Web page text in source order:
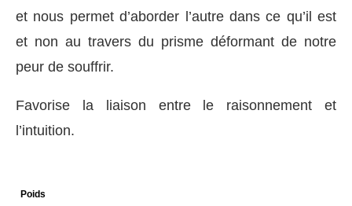
et nous permet d’aborder l’autre dans ce qu’il est
et non au travers du prisme déformant de notre
peur de souffrir.
Favorise la liaison entre le raisonnement et
l’intuition.
Poids